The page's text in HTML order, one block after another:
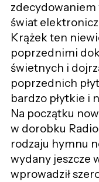
świat
Krążek ten
poprzednimi
świetnych i
poprzednich
bardzo płytkie i
Na początku
w dorobku
rodzaju hymnu
wydany jeszcze
wprowadził